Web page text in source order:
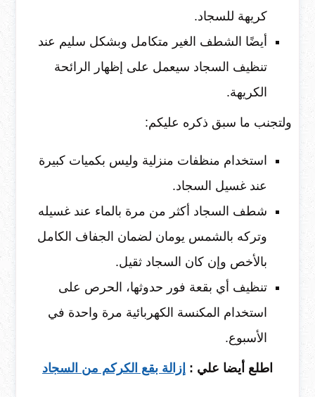
كريهة للسجاد.
أيضًا الشطف الغير متكامل وبشكل سليم عند
تنظيف السجاد سيعمل على إظهار الرائحة
الكريهة.
ولتجنب ما سبق ذكره عليكم:
استخدام منظفات منزلية وليس بكميات كبيرة
عند غسيل السجاد.
شطف السجاد أكثر من مرة بالماء عند غسيله
وتركه بالشمس يومان لضمان الجفاف الكامل
بالأخص وإن كان السجاد ثقيل.
تنظيف أي بقعة فور حدوثها، الحرص على
استخدام المكنسة الكهربائية مرة واحدة في
الأسبوع.
اطلع أيضا علي : إزالة بقع الكركم من السجاد